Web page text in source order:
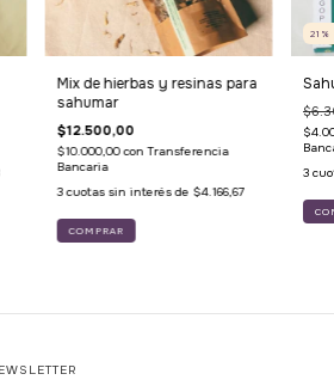
Mix de hierbas y resinas para
sahumar
$12.500,00
$10.000,00con Transferencia
Bancaria
3 cuotas sin interés de $4.166,67
COMPRAR
21 %
3